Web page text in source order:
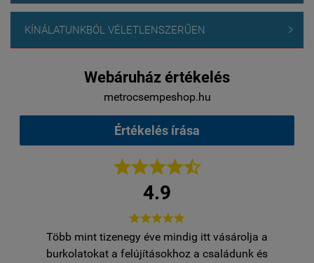
KÍNÁLATUNKBÓL VÉLETLENSZERŰEN 
Webáruház értékelés
metrocsempeshop.hu
Értékelés írása

4.9

Több mint tizenegy éve mindig itt vásárolja a
burkolatokat a felújításokhoz a családunk és